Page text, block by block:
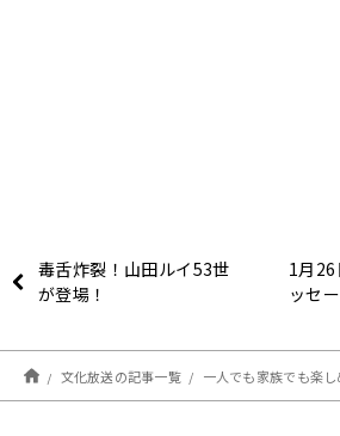
毒舌炸裂！山田ルイ53世
が登場！
1月26
ッセ
文化放送の記事一覧 一人でも家族でも楽しめる